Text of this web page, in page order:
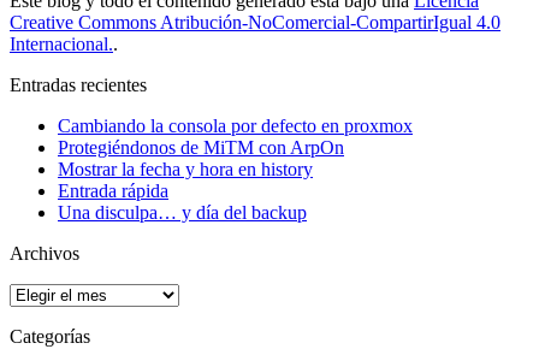
Creative Commons Atribución-NoComercial-CompartirIgual 4.0
Internacional..
Entradas recientes
Cambiando la consola por defecto en proxmox
Protegiéndonos de MiTM con ArpOn
Mostrar la fecha y hora en history
Entrada rápida
Una disculpa… y día del backup
Archivos
Archivos
Categorías